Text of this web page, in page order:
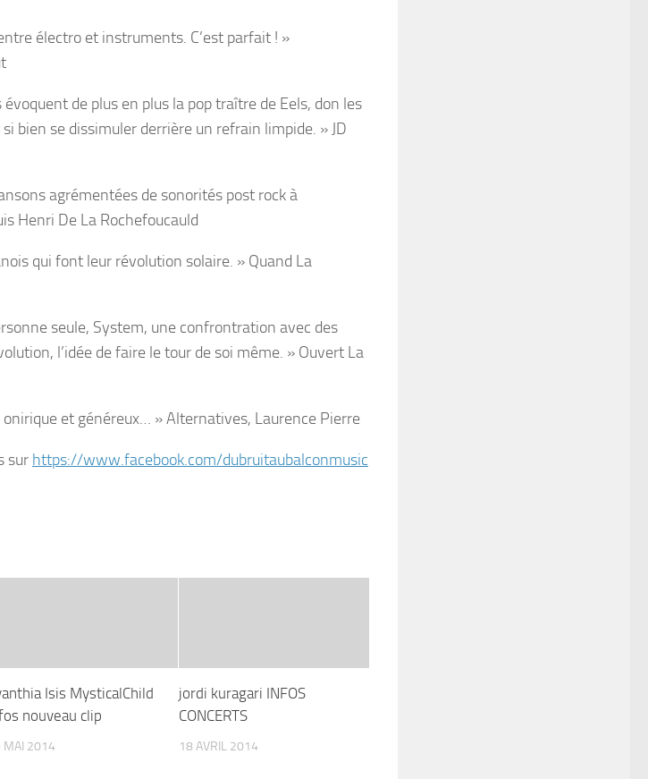
électro et instruments. C’est parfait ! »
évoquent de plus en plus la pop traître de Eels, don les
bien se dissimuler derrière un refrain limpide. » JD
agrémentées de sonorités post rock à
Henri De La Rochefoucauld
qui font leur révolution solaire. » Quand La
seule, System, une confrontration avec des
l’idée de faire le tour de soi même. » Ouvert La
onirique et généreux… » Alternatives, Laurence Pierre
sur https://www.facebook.com/dubruitaubalconmusic
Isis MysticalChild
nouveau clip
MAI 2014
jordi kuragari INFOS
CONCERTS
18 AVRIL 2014